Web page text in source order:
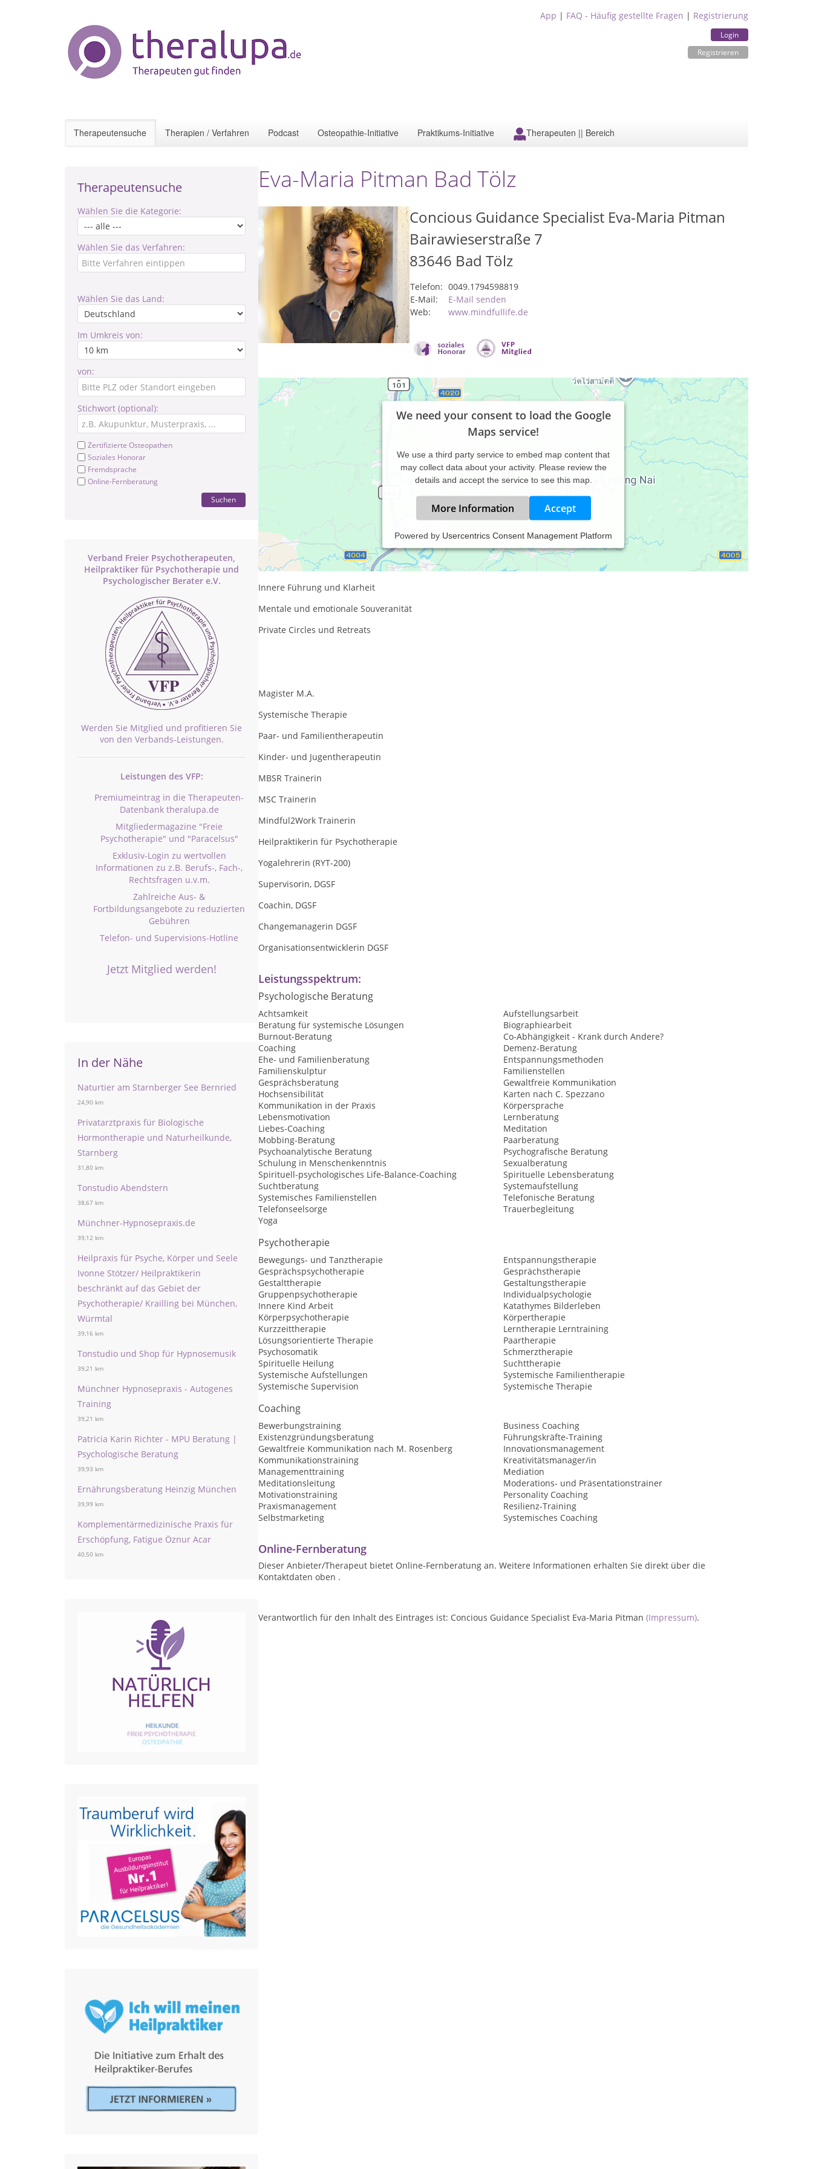
App | FAQ - Häufig gestellte Fragen | Registrierung
Login
Registrieren
Therapeutensuche Therapien / Verfahren Podcast Osteopathie-Initiative Praktikums-Initiative Therapeuten || Bereich
Therapeutensuche
Wählen Sie die Kategorie:
Wählen Sie das Verfahren:
Wählen Sie das Land:
Im Umkreis von:
von:
Stichwort (optional):
Zertifizierte Osteopathen
Soziales Honorar
Fremdsprache
Online-Fernberatung
Suchen
Verband Freier Psychotherapeuten,
Heilpraktiker für Psychotherapie und
Psychologischer Berater e.V.
Werden Sie Mitglied und profitieren Sie
von den Verbands-Leistungen.
Leistungen des VFP:
Premiumeintrag in die Therapeuten-
Datenbank theralupa.de
Mitgliedermagazine "Freie
Psychotherapie" und "Paracelsus"
Exklusiv-Login zu wertvollen
Informationen zu z.B. Berufs-, Fach-,
Rechtsfragen u.v.m.
Zahlreiche Aus- &
Fortbildungsangebote zu reduzierten
Gebühren
Telefon- und Supervisions-Hotline
Jetzt Mitglied werden!
In der Nähe
Naturtier am Starnberger See Bernried
24,90 km
Privatarztpraxis für Biologische
Hormontherapie und Naturheilkunde,
Starnberg
31,80 km
Tonstudio Abendstern
38,67 km
Münchner-Hypnosepraxis.de
39,12 km
Heilpraxis für Psyche, Körper und Seele
Ivonne Stötzer/ Heilpraktikerin
beschränkt auf das Gebiet der
Psychotherapie/ Krailling bei München,
Würmtal
39,16 km
Tonstudio und Shop für Hypnosemusik
39,21 km
Münchner Hypnosepraxis - Autogenes
Training
39,21 km
Patricia Karin Richter - MPU Beratung |
Psychologische Beratung
39,93 km
Ernährungsberatung Heinzig München
39,99 km
Komplementärmedizinische Praxis für
Erschöpfung, Fatigue Öznur Acar
40,50 km
Eva-Maria Pitman Bad Tölz
Concious Guidance Specialist Eva-Maria Pitman
Bairawieserstraße 7
83646 Bad Tölz
Telefon: 0049.1794598819
E-Mail:
E-Mail senden
Web:
www.mindfullife.de
We need your consent to load the Google
Maps service!
We use a third party service to embed map content that
may collect data about your activity. Please review the
details and accept the service to see this map.
More Information Accept
Powered by Usercentrics Consent Management Platform
Bewusstseinsführung
Exklusive Begleitung
Innere Führung und Klarheit
Mentale und emotionale Souveranität
Private Circles und Retreats
Magister M.A.
Systemische Therapie
Paar- und Familientherapeutin
Kinder- und Jugentherapeutin
MBSR Trainerin
MSC Trainerin
Mindful2Work Trainerin
Heilpraktikerin für Psychotherapie
Yogalehrerin (RYT-200)
Supervisorin, DGSF
Coachin, DGSF
Changemanagerin DGSF
Organisationsentwicklerin DGSF
Leistungsspektrum:
Psychologische Beratung
Achtsamkeit
Aufstellungsarbeit
Beratung für systemische Lösungen
Biographiearbeit
Burnout-Beratung
Co-Abhängigkeit - Krank durch Andere?
Coaching
Demenz-Beratung
Ehe- und Familienberatung
Entspannungsmethoden
Familienskulptur
Familienstellen
Gesprächsberatung
Gewaltfreie Kommunikation
Hochsensibilität
Karten nach C. Spezzano
Kommunikation in der Praxis
Körpersprache
Lebensmotivation
Lernberatung
Liebes-Coaching
Meditation
Mobbing-Beratung
Paarberatung
Psychoanalytische Beratung
Psychografische Beratung
Schulung in Menschenkenntnis
Sexualberatung
Spirituell-psychologisches Life-Balance-Coaching
Spirituelle Lebensberatung
Suchtberatung
Systemaufstellung
Systemisches Familienstellen
Telefonische Beratung
Telefonseelsorge
Trauerbegleitung
Yoga
Psychotherapie
Bewegungs- und Tanztherapie
Entspannungstherapie
Gesprächspsychotherapie
Gesprächstherapie
Gestalttherapie
Gestaltungstherapie
Gruppenpsychotherapie
Individualpsychologie
Innere Kind Arbeit
Katathymes Bilderleben
Körperpsychotherapie
Körpertherapie
Kurzzeittherapie
Lerntherapie Lerntraining
Lösungsorientierte Therapie
Paartherapie
Psychosomatik
Schmerztherapie
Spirituelle Heilung
Suchttherapie
Systemische Aufstellungen
Systemische Familientherapie
Systemische Supervision
Systemische Therapie
Coaching
Bewerbungstraining
Business Coaching
Existenzgründungsberatung
Führungskräfte-Training
Gewaltfreie Kommunikation nach M. Rosenberg
Innovationsmanagement
Kommunikationstraining
Kreativitätsmanager/in
Managementtraining
Mediation
Meditationsleitung
Moderations- und Präsentationstrainer
Motivationstraining
Personality Coaching
Praxismanagement
Resilienz-Training
Selbstmarketing
Systemisches Coaching
Online-Fernberatung
Dieser Anbieter/Therapeut bietet Online-Fernberatung an. Weitere Informationen erhalten Sie direkt über die
Kontaktdaten oben .
Verantwortlich für den Inhalt des Eintrages ist: Concious Guidance Specialist Eva-Maria Pitman (Impressum).